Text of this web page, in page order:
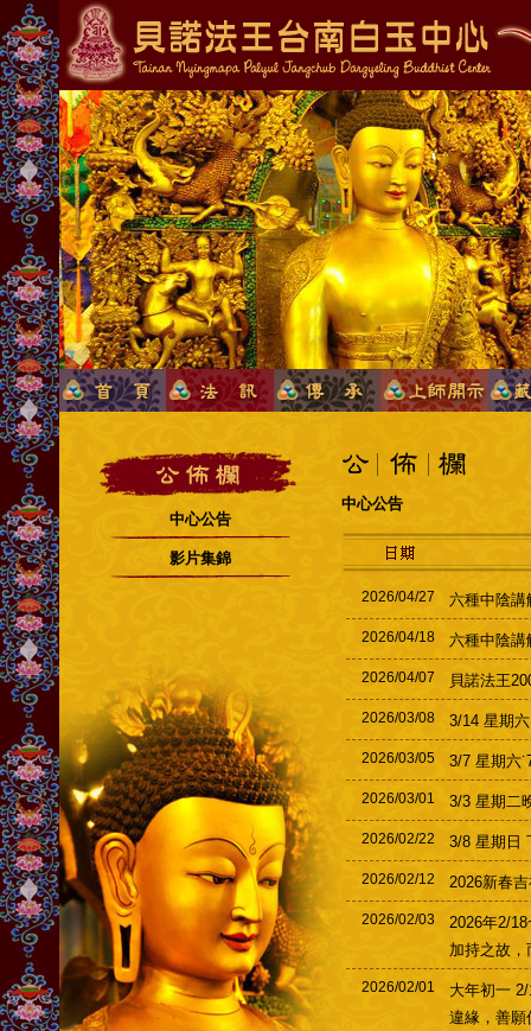
中心公告
影片集錦
中心公告
2026/04/27 六種中陰講
2026/04/18 六種中陰講
2026/04/07 貝諾法王
2026/03/08 3/14 星期
2026/03/05 3/7 星期六
2026/03/01 3/3 星期二
2026/02/22 3/8 星期日
2026/02/12 2026新春
2026/02/03
2026年2/
加持之故
2026/02/01
大年初一
違緣，善願